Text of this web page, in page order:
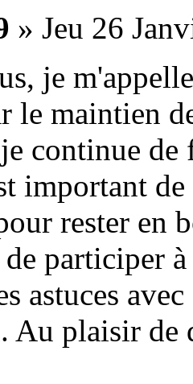
» Jeu 26
je
le maintien
continue de
important
rester en
participer
astuces
Au plaisir de